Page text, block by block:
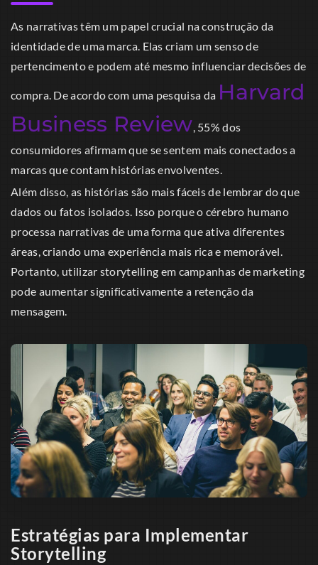
As narrativas têm um papel crucial na construção da
identidade de uma marca. Elas criam um senso de
pertencimento e podem até mesmo influenciar decisões de
compra. De acordo com uma pesquisa da Harvard
Business Review, 55% dos
consumidores afirmam que se sentem mais conectados a
marcas que contam histórias envolventes.
Além disso, as histórias são mais fáceis de lembrar do que
dados ou fatos isolados. Isso porque o cérebro humano
processa narrativas de uma forma que ativa diferentes
áreas, criando uma experiência mais rica e memorável.
Portanto, utilizar storytelling em campanhas de marketing
pode aumentar significativamente a retenção da
mensagem.
Estratégias para Implementar
Storytelling